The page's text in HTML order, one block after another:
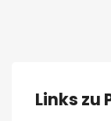
Links zu